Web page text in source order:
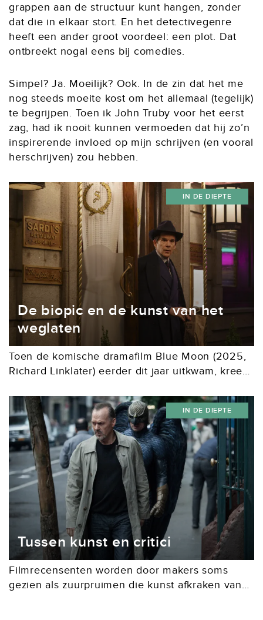
grappen aan de structuur kunt hangen, zonder
dat die in elkaar stort. En het detectivegenre
heeft een ander groot voordeel: een plot. Dat
ontbreekt nogal eens bij comedies.
Simpel? Ja. Moeilijk? Ook. In de zin dat het me
nog steeds moeite kost om het allemaal (tegelijk)
te begrijpen. Toen ik John Truby voor het eerst
zag, had ik nooit kunnen vermoeden dat hij zo’n
inspirerende invloed op mijn schrijven (en vooral
herschrijven) zou hebben.
De biopic en de kunst van het
weglaten
Toen de komische dramafilm Blue Moon (2025,
Richard Linklater) eerder dit jaar uitkwam, kreeg
de regie en met name Ethan Hawke, in de rol
van Lorenz...
IN DE DIEPTE
Tussen kunst en critici
Filmrecensenten worden door makers soms
gezien als zuurpruimen die kunst afkraken van
IN DE DIEPTE